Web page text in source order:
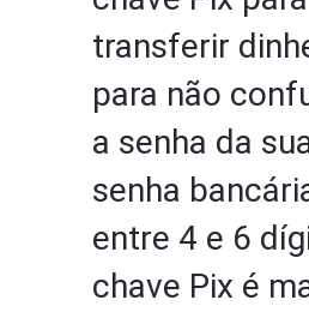
transferir
para não
a senha da
senha
entre 4 e 6
chave Pix é